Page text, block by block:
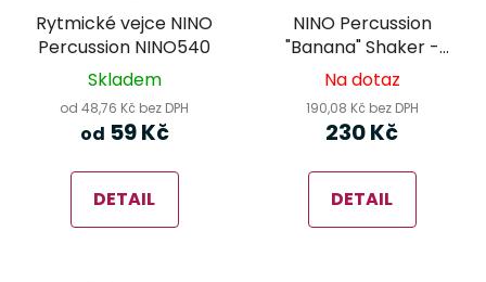
Rytmické vejce NINO
Percussion NINO540
Skladem
od 48,76 Kč bez DPH
od 59 Kč
DETAIL
NINO Percussion
"Banana" Shaker -
Yellow NINO597
Na dotaz
190,08 Kč bez DPH
230 Kč
DETAIL